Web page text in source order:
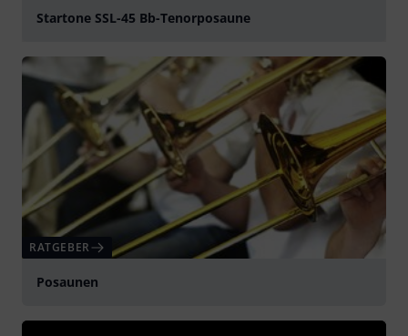
Startone SSL-45 Bb-Tenorposaune
RATGEBER
Posaunen